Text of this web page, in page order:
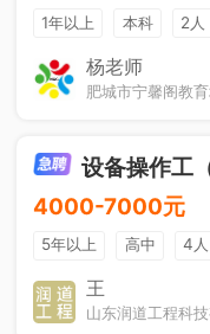
1年以上 本科 2人
杨老师
设备操作工
4000-7000元
5年以上 高中 4人
加班补助
王
山东润道工程科